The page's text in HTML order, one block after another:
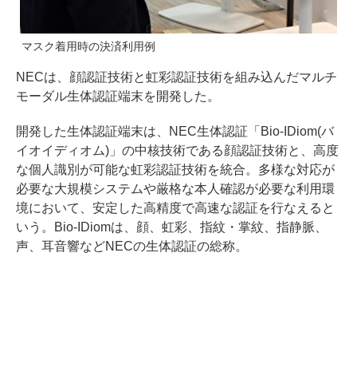
マスク着用時の決済利用例
NECは、顔認証技術と虹彩認証技術を組み込んだマルチ
モーダル生体認証端末を開発した。
開発した生体認証端末は、NEC生体認証「Bio-IDiom(バ
イオイディオム)」の中核技術である顔認証技術と、高度
な個人識別が可能な虹彩認証技術を統合。多様な対応が
必要な大規模システムや厳格な本人確認が必要な利用環
境において、安定した高精度で高速な認証を行なえると
いう。Bio-IDiomは、顔、虹彩、指紋・掌紋、指静脈、
声、耳音響などNECの生体認証の総称。